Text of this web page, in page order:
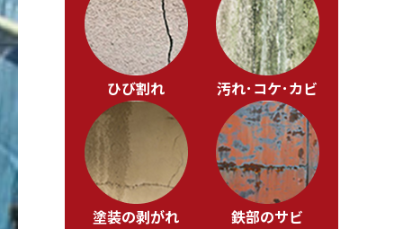
ひび割れ 汚れ･コケ･カビ
塗装の剥がれ 鉄部のサビ